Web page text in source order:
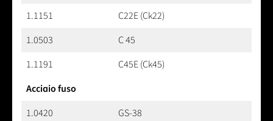
1.1151
C22E (Ck22)
1.0503
C 45
1.1191
C45E (Ck45)
Acciaio fuso
1.0420
GS-38